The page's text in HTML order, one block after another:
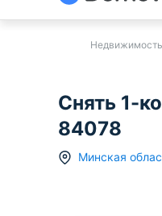
Снять 1-
84078
Минская